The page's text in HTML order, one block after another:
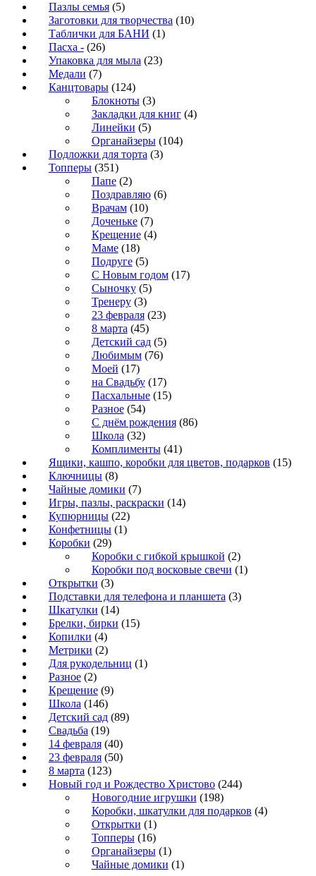
Пазлы семья (5)
Заготовки для творчества (10)
Таблички для БАНИ (1)
Пасха - (26)
Упаковка для мыла (23)
Медали (7)
Канцтовары (124)
Блокноты (3)
Закладки для книг (4)
Линейки (5)
Органайзеры (104)
Подложки для торта (3)
Топперы (351)
Папе (2)
Поздравляю (6)
Врачам (10)
Доченьке (7)
Крещение (4)
Маме (18)
Подруге (5)
С Новым годом (17)
Сыночку (5)
Тренеру (3)
23 февраля (23)
8 марта (45)
Детский сад (5)
Любимым (76)
Моей (17)
на Свадьбу (17)
Пасхальные (15)
Разное (54)
С днём рождения (86)
Школа (32)
Комплименты (41)
Ящики, кашпо, коробки для цветов, подарков (15)
Ключницы (8)
Чайные домики (7)
Игры, пазлы, раскраски (14)
Купюрницы (22)
Конфетницы (1)
Коробки (29)
Коробки с гибкой крышкой (2)
Коробки под восковые свечи (1)
Открытки (3)
Подставки для телефона и планшета (3)
Шкатулки (14)
Брелки, бирки (15)
Копилки (4)
Метрики (2)
Для рукодельниц (1)
Разное (2)
Крещение (9)
Школа (146)
Детский сад (89)
Свадьба (19)
14 февраля (40)
23 февраля (50)
8 марта (123)
Новый год и Рождество Христово (244)
Новогодние игрушки (198)
Коробки, шкатулки для подарков (4)
Открытки (1)
Топперы (16)
Органайзеры (1)
Чайные домики (1)